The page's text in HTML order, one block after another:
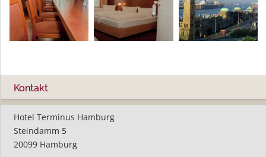
Kontakt
Hotel Terminus Hamburg
Steindamm 5
20099 Hamburg